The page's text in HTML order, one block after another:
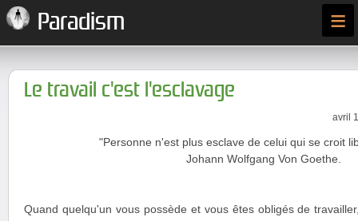
Paradism ≡
Le travail c'est l'esclavage
avril
"Personne n'est plus esclave de celui qui se croit
Johann Wolfgang Von Goethe.
Quand quelqu'un vous possède et vous êtes obligés de